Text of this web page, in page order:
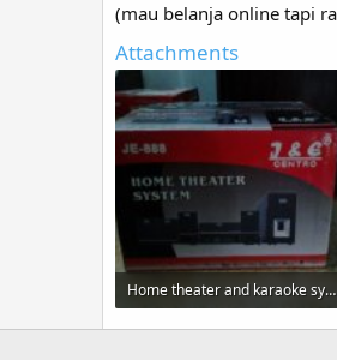
(mau belanja online tapi
Attachments
Home theater and karaoke system je.jpg
41.4 KB · Views: 39